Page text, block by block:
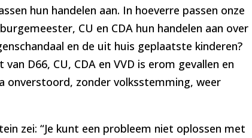
hun handelen aan. In hoeverre passen onze
CU en CDA hun handelen aan over
en de uit huis geplaatste kinderen?
van D66, CU, CDA en VVD is erom gevallen en
onverstoord, zonder volksstemming, weer
zei: “Je kunt een probleem niet oplossen met